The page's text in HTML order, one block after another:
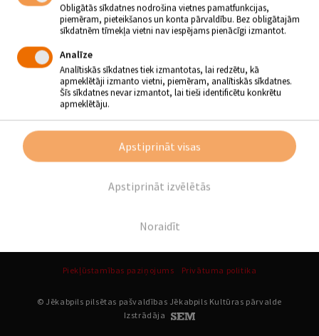
Atpakaļ
SEKO MUMS
Piekļūstamības paziņojums Privātuma politika
© Jēkabpils pilsētas pašvaldības Jēkabpils Kultūras pārvalde
Izstrādāja
Obligātās sīkdatnes nodrošina vietnes pamatfunkcijas,
piemēram, pieteikšanos un konta pārvaldību. Bez obligātajām
sīkdatnēm tīmekļa vietni nav iespējams pienācīgi izmantot.
Analīze
Analītiskās sīkdatnes tiek izmantotas, lai redzētu, kā
apmeklētāji izmanto vietni, piemēram, analītiskās sīkdatnes.
Šīs sīkdatnes nevar izmantot, lai tieši identificētu konkrētu
apmeklētāju.
Noraidīt
Apstiprināt izvēlētās
Apstiprināt visas